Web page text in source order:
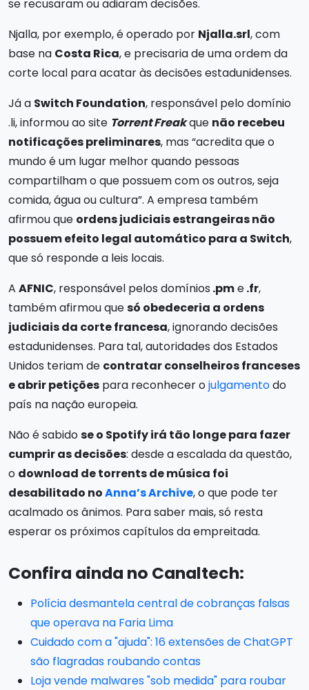
se recusaram ou adiaram decisões.
Njalla, por exemplo, é operado por Njalla.srl, com
base na Costa Rica, e precisaria de uma ordem da
corte local para acatar às decisões estadunidenses.
Já a Switch Foundation, responsável pelo domínio
.li, informou ao site Torrent Freakque não recebeu
notificações preliminares, mas “acredita que o
mundo é um lugar melhor quando pessoas
compartilham o que possuem com os outros, seja
comida, água ou cultura”. A empresa também
afirmou que ordens judiciais estrangeiras não
possuem efeito legal automático para a Switch,
que só responde a leis locais.
A AFNIC, responsável pelos domínios .pme.fr,
também afirmou quesó obedeceria a ordens
judiciais da corte francesa, ignorando decisões
estadunidenses. Para tal, autoridades dos Estados
Unidos teriam de contratar conselheiros franceses
e abrir petições para reconhecer ojulgamentodo
país na nação europeia.
Não é sabidose o Spotify irá tão longe para fazer
cumprir as decisões: desde a escalada da questão,
o download de torrents de música foi
desabilitado noAnna’s Archive, o que pode ter
acalmado os ânimos. Para saber mais, só resta
esperar os próximos capítulos da empreitada.
Confira ainda no Canaltech:
Polícia desmantela central de cobranças falsas
que operava na Faria Lima
Cuidado com a "ajuda": 16 extensões de ChatGPT
são flagradas roubando contas
Loja vende malwares "sob medida" para roubar